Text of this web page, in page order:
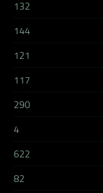
132
144
121
117
290
4
622
82